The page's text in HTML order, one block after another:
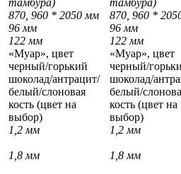
870, 960 * 2050 мм
870, 960 *
96 мм
96 мм
122 мм
122 мм
«Муар», цвет
черный/горький
шоколад/антрацит/
белый/слоновая
кость (цвет на
выбор)
«Муар», цвет
черный/
шоколад/
белый/
кость (цвет на
выбор)
1,2 мм 1,2 мм
1,8 мм 1,8 мм